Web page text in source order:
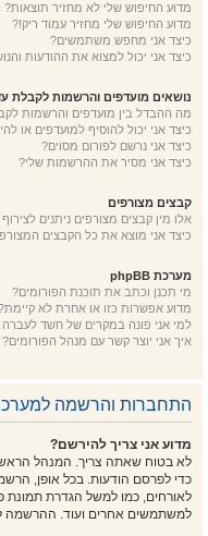
מדוע החיפוש שלי לא מחזיר תוצאות?
מדוע החיפוש שלי מחזיר עמוד ריק!?
כיצד אני מחפש משתמשים?
כיצד אני יכול למצוא את ההודעות
נושאים מועדפים והרשמות לקבלת
מה ההבדל בין מועדפים והרשמות
כיצד אני יכול להוסיף למועדפים או
כיצד אני נרשם לפורום מסוים?
כיצד אני מסיר את ההרשמות שלי?
קבצים מצורפים
אלו מין קבצים מצורפים ניתנים
כיצד אני מוצא את כל הקבצים
מערכת phpBB
מי תכנן וכתב את תוכנת הפורומים?
מדוע אפשרות כזו או אחרת לא
למי אני פונה במקרים של חשד
איך אני יוצר קשר עם מנהל הפורומים?
התחברות והרשמה
מדוע אני צריך להירשם?
לא בטוח שאתה צריך. המנהל
כדי לפרסם הודעות. בכל אופן,
לאורחים, כמו למשל הגדרת תמונת
למשתמשים אחרים ועוד. ההרשמה